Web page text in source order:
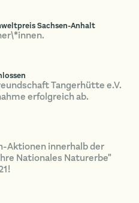
Sachsen-Anhalt
Tangerhütte e.V.
erfolgreich ab.
Aktionen innerhalb der
Nationales Naturerbe"